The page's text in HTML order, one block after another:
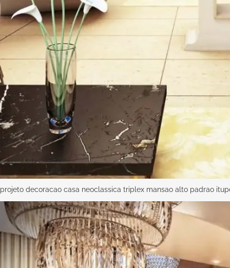
projeto decoracao casa neoclassica triplex mansao alto padrao